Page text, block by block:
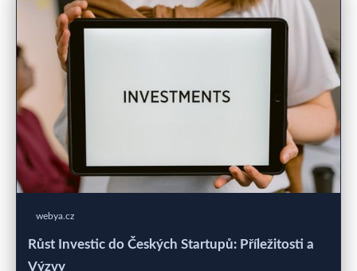
webya.cz
Růst Investic do Českých Startupů: Příležitosti a
Výzvy